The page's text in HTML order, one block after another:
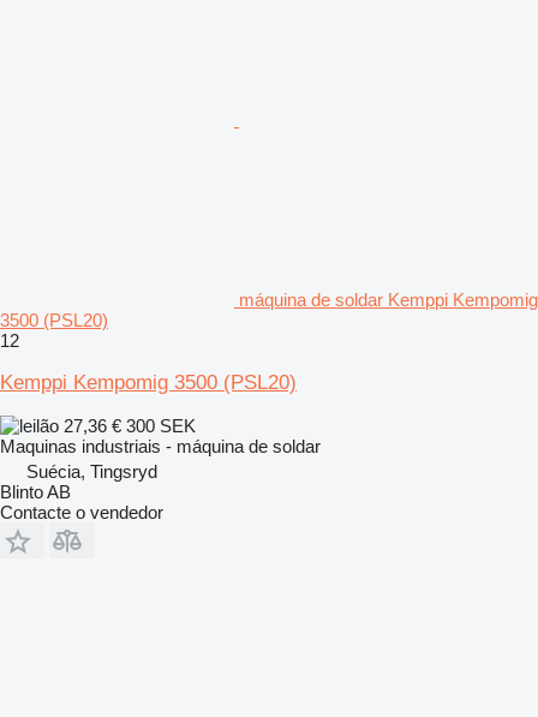
máquina de soldar Kemppi Kempomig
3500 (PSL20)
12
Kemppi Kempomig 3500 (PSL20)
27,36 € 300 SEK
Maquinas industriais - máquina de soldar
Suécia, Tingsryd
Blinto AB
Contacte o vendedor